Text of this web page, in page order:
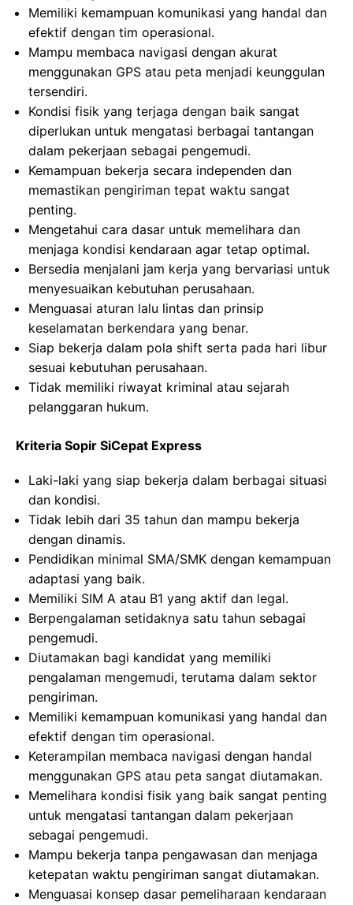
Memiliki kemampuan komunikasi yang handal dan
efektif dengan tim operasional.
Mampu membaca navigasi dengan akurat
menggunakan GPS atau peta menjadi keunggulan
tersendiri.
Kondisi fisik yang terjaga dengan baik sangat
diperlukan untuk mengatasi berbagai tantangan
dalam pekerjaan sebagai pengemudi.
Kemampuan bekerja secara independen dan
memastikan pengiriman tepat waktu sangat
penting.
Mengetahui cara dasar untuk memelihara dan
menjaga kondisi kendaraan agar tetap optimal.
Bersedia menjalani jam kerja yang bervariasi untuk
menyesuaikan kebutuhan perusahaan.
Menguasai aturan lalu lintas dan prinsip
keselamatan berkendara yang benar.
Siap bekerja dalam pola shift serta pada hari libur
sesuai kebutuhan perusahaan.
Tidak memiliki riwayat kriminal atau sejarah
pelanggaran hukum.
Kriteria Sopir SiCepat Express
Laki-laki yang siap bekerja dalam berbagai situasi
dan kondisi.
Tidak lebih dari 35 tahun dan mampu bekerja
dengan dinamis.
Pendidikan minimal SMA/SMK dengan kemampuan
adaptasi yang baik.
Memiliki SIM A atau B1 yang aktif dan legal.
Berpengalaman setidaknya satu tahun sebagai
pengemudi.
Diutamakan bagi kandidat yang memiliki
pengalaman mengemudi, terutama dalam sektor
pengiriman.
Memiliki kemampuan komunikasi yang handal dan
efektif dengan tim operasional.
Keterampilan membaca navigasi dengan handal
menggunakan GPS atau peta sangat diutamakan.
Memelihara kondisi fisik yang baik sangat penting
untuk mengatasi tantangan dalam pekerjaan
sebagai pengemudi.
Mampu bekerja tanpa pengawasan dan menjaga
ketepatan waktu pengiriman sangat diutamakan.
Menguasai konsep dasar pemeliharaan kendaraan